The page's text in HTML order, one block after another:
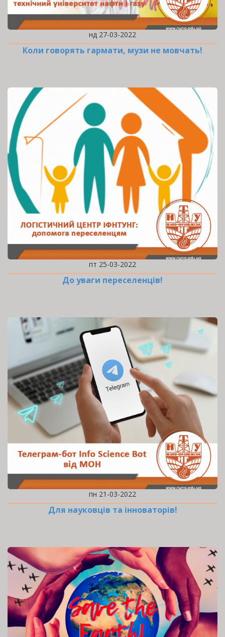
нд 27-03-2022
Коли говорять гармати, музи не мовчать!
пт 25-03-2022
До уваги переселенців!
пн 21-03-2022
Для науковців та інноваторів!